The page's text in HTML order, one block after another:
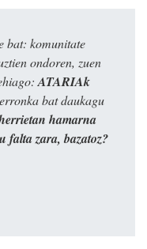
bat: komunitate
ondoren, zuen
ATARIAk
bat daukagu
hamarna
falta zara, bazatoz?